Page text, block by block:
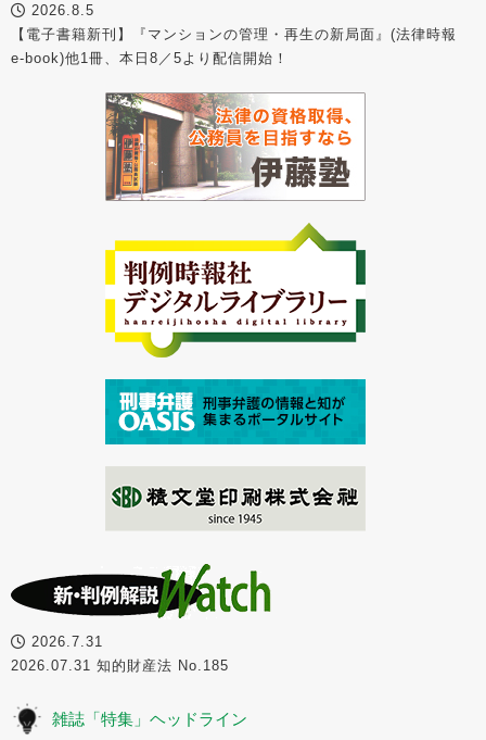
2026.8.5
【電子書籍新刊】『マンションの管理・再生の新局面』(法律時報
e-book)他1冊、本日8／5より配信開始！
2026.7.31
2026.07.31 知的財産法 No.185
雑誌「特集」ヘッドライン